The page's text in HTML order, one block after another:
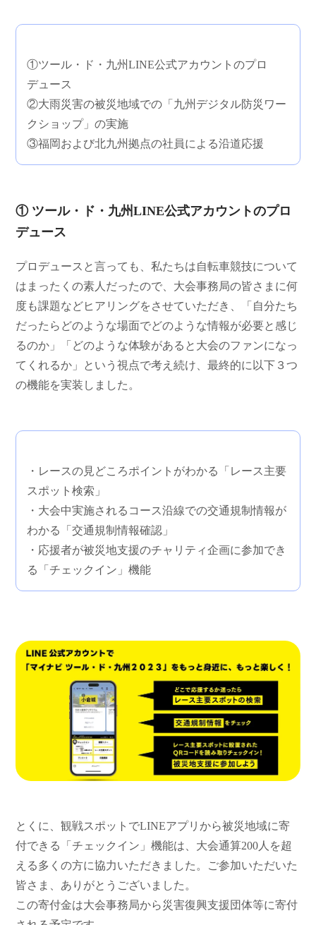
①ツール・ド・九州LINE公式アカウントのプロ
デュース
②大雨災害の被災地域での「九州デジタル防災ワー
クショップ」の実施
③福岡および北九州拠点の社員による沿道応援
① ツール・ド・九州LINE公式アカウントのプロ
デュース
プロデュースと言っても、私たちは自転車競技について
はまったくの素人だったので、大会事務局の皆さまに何
度も課題などヒアリングをさせていただき、「自分たち
だったらどのような場面でどのような情報が必要と感じ
るのか」「どのような体験があると大会のファンになっ
てくれるか」という視点で考え続け、最終的に以下３つ
の機能を実装しました。
・レースの見どころポイントがわかる「レース主要
スポット検索」
・大会中実施されるコース沿線での交通規制情報が
わかる「交通規制情報確認」
・応援者が被災地支援のチャリティ企画に参加でき
る「チェックイン」機能
とくに、観戦スポットでLINEアプリから被災地域に寄
付できる「チェックイン」機能は、大会通算200人を超
える多くの方に協力いただきました。ご参加いただいた
皆さま、ありがとうございました。
この寄付金は大会事務局から災害復興支援団体等に寄付